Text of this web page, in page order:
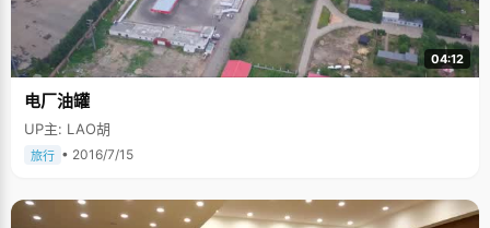
04:12
电厂油罐
UP主: LAO胡
旅行 • 2016/7/15